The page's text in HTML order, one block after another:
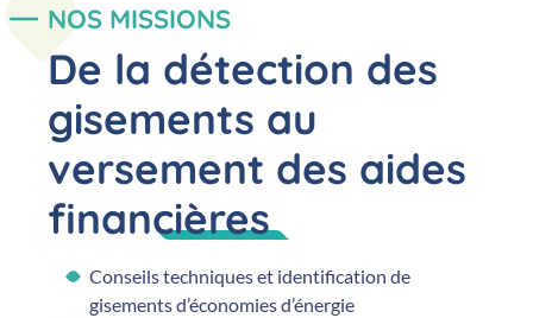
NOS MISSIONS
De la détection des
gisements au
versement des aides
financières
Conseils techniques et identification de
gisements d’économies d’énergie